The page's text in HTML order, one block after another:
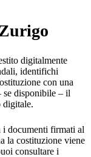
digitalmente
identifichi
con una
se disponibile – il
digitale.
i documenti firmati al
la costituzione viene
consultare i